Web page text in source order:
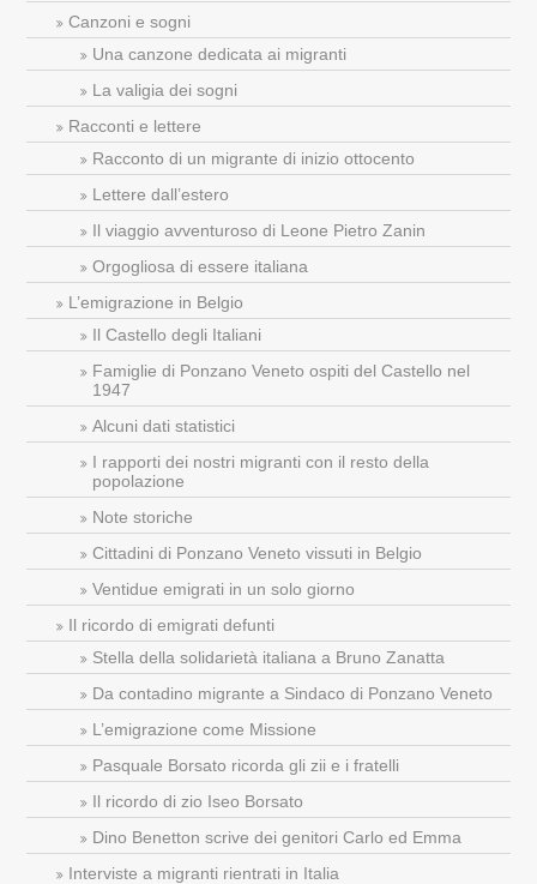
Canzoni e sogni
Una canzone dedicata ai migranti
La valigia dei sogni
Racconti e lettere
Racconto di un migrante di inizio ottocento
Lettere dall’estero
Il viaggio avventuroso di Leone Pietro Zanin
Orgogliosa di essere italiana
L’emigrazione in Belgio
Il Castello degli Italiani
Famiglie di Ponzano Veneto ospiti del Castello nel
1947
Alcuni dati statistici
I rapporti dei nostri migranti con il resto della
popolazione
Note storiche
Cittadini di Ponzano Veneto vissuti in Belgio
Ventidue emigrati in un solo giorno
Il ricordo di emigrati defunti
Stella della solidarietà italiana a Bruno Zanatta
Da contadino migrante a Sindaco di Ponzano Veneto
L’emigrazione come Missione
Pasquale Borsato ricorda gli zii e i fratelli
Il ricordo di zio Iseo Borsato
Dino Benetton scrive dei genitori Carlo ed Emma
Interviste a migranti rientrati in Italia